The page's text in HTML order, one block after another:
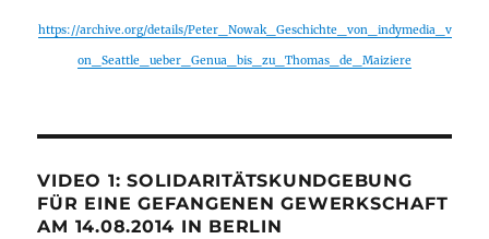
https://archive.org/details/Peter_Nowak_Geschichte_von_indymedia_v
on_Seattle_ueber_Genua_bis_zu_Thomas_de_Maiziere
VIDEO 1: SOLIDARITÄTSKUNDGEBUNG
FÜR EINE GEFANGENEN GEWERKSCHAFT
AM 14.08.2014 IN BERLIN